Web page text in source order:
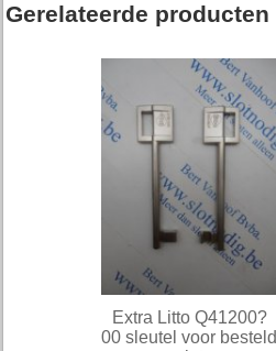
Gerelateerde producten
Extra Litto Q41200?
00 sleutel voor besteld